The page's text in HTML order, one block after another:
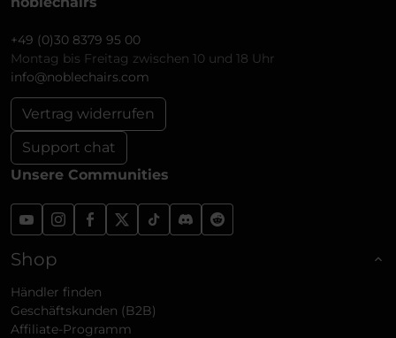
+49 (0)30 8379 95 00
Montag bis Freitag zwischen 10 und 18 Uhr
info@noblechairs.com
Vertrag widerrufen
Support chat
Unsere Communities
Shop
Händler finden
Geschäftskunden (B2B)
Affiliate-Programm